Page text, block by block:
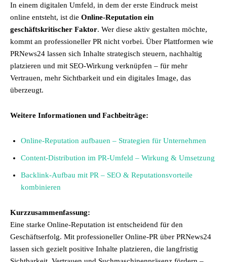
In einem digitalen Umfeld, in dem der erste Eindruck meist
online entsteht, ist die Online-Reputation ein
geschäftskritischer Faktor. Wer diese aktiv gestalten möchte,
kommt an professioneller PR nicht vorbei. Über Plattformen wie
PRNews24 lassen sich Inhalte strategisch steuern, nachhaltig
platzieren und mit SEO-Wirkung verknüpfen – für mehr
Vertrauen, mehr Sichtbarkeit und ein digitales Image, das
überzeugt.
Weitere Informationen und Fachbeiträge:
Online-Reputation aufbauen – Strategien für Unternehmen
Content-Distribution im PR-Umfeld – Wirkung & Umsetzung
Backlink-Aufbau mit PR – SEO & Reputationsvorteile
kombinieren
Kurzzusammenfassung:
Eine starke Online-Reputation ist entscheidend für den
Geschäftserfolg. Mit professioneller Online-PR über PRNews24
lassen sich gezielt positive Inhalte platzieren, die langfristig